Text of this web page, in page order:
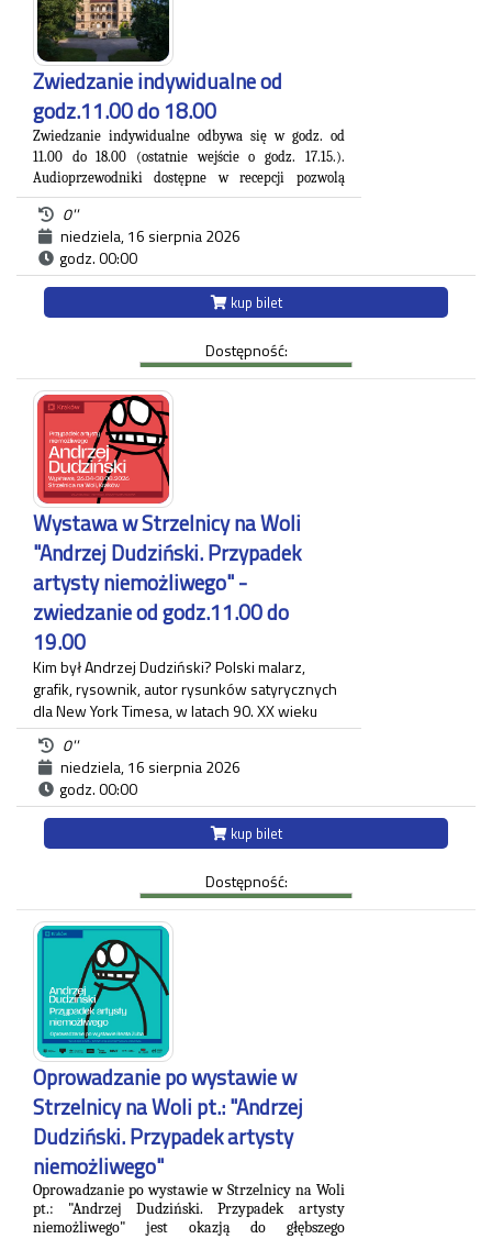
Zwiedzanie indywidualne od
godz.11.00 do 18.00
Zwiedzanie indywidualne odbywa się w godz. od
11.00 do 18.00 (ostatnie wejście o godz. 17.15.).
Audioprzewodniki dostępne w recepcji pozwolą
Państwu na zapoznanie się z blisko 500. letnią
historią zespołu pałacowo-parkowego
Willa Decjusza, wzniesiona w 1535 roku pod
Krakowem na Woli Justowskiej jest jednym
z najpiękniejszych i najpełniejszych przykładów
renesansowej rezydencji podmiejskiej. Od XVI do XIX
Decjuszów, którzy byli pierwszymi właścicielami, a
następnie m.in. Lubomirskich, Sanguszków,
hrabiostwa Kuczkowskich czy księstwa
Czartoryskich. Stała wystawa obrazów z Muzeum
Okręgowego w Nowym Sączu oraz mebli z Muzeum
Narodowego w Krakowie nawiązuje do charakteru
wnętrz Willi Decjusza w XIX stuleciu.
Czas trwania zwiedzania około 60 minut.
Każdy uczestnik zwiedzania jest zobowiązany do
posiadania własnego biletu.
0''
niedziela, 16 sierpnia 2026
godz. 00:00
kup bilet
Dostępność:
Wystawa w Strzelnicy na Woli
"Andrzej Dudziński. Przypadek
artysty niemożliwego" -
zwiedzanie od godz.11.00 do
19.00
Kim był Andrzej Dudziński? Polski malarz,
grafik, rysownik, autor rysunków satyrycznych
dla New York Timesa, w latach 90. XX wieku
związany z krakowskim "Tygodnikiem
Powszechnym", gdzie zamieszczał regularnie
komentarz polityczny. Na wystawie pt.:
"Andrzej Dudziński. Przypadek artysty
niemożliwego" zaprezentowane zostały
różnorodne prace artysty.
na Woli przy ul. Królowej Jadwigi 220 oraz w
Willi Decjusza (parter), gdzie zgromadzone
zostały projekty graficzne, plakaty, okładki i
ilustracja prasowa autora.
Każdy uczestnik zwiedzania jest zobowiązany do
posiadania własnego biletu.
*Ostatnie wejście na zwiedzanie odbywa się
najpóźniej 45 minut przed zamknięciem.
0''
niedziela, 16 sierpnia 2026
godz. 00:00
kup bilet
Dostępność:
Oprowadzanie po wystawie w
Strzelnicy na Woli pt.: "Andrzej
Dudziński. Przypadek artysty
niemożliwego"
Oprowadzanie po wystawie w Strzelnicy na Woli
pt.: "Andrzej Dudziński. Przypadek artysty
niemożliwego" jest okazją do głębszego